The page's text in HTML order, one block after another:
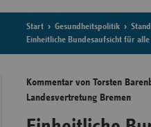
Start Gesundheitspolitik
Einheitliche Bundesaufsicht für alle
Kommentar von Torsten
Landesvertretung Bremen